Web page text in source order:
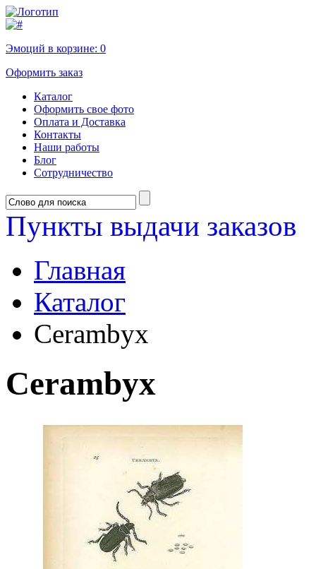
Эмоций в корзине: 0
Оформить заказ
Каталог
Оформить свое фото
Оплата и Доставка
Контакты
Наши работы
Блог
Сотрудничество
Пункты выдачи заказов
Главная
Каталог
Cerambyx
Cerambyx